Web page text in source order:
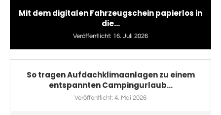
Mit dem digitalen Fahrzeugschein papierlos in
die...
Veröffentlicht: 16. Juli 2026
So tragen Aufdachklimaanlagen zu einem
entspannten Campingurlaub...
Veröffentlicht: 4. Mai 2026